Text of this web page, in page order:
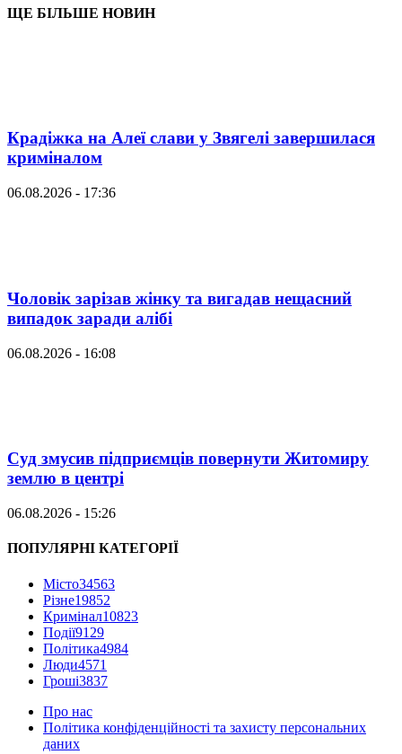
ЩЕ БІЛЬШЕ НОВИН
Крадіжка на Алеї слави у Звягелі завершилася
криміналом
06.08.2026 - 17:36
Чоловік зарізав жінку та вигадав нещасний
випадок заради алібі
06.08.2026 - 16:08
Суд змусив підприємців повернути Житомиру
землю в центрі
06.08.2026 - 15:26
ПОПУЛЯРНІ КАТЕГОРІЇ
Місто34563
Різне19852
Кримінал10823
Події9129
Політика4984
Люди4571
Гроші3837
Про нас
Політика конфіденційності та захисту персональних
даних